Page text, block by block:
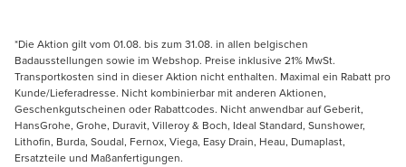
*Die Aktion gilt vom 01.08. bis zum 31.08. in allen belgischen
Badausstellungen sowie im Webshop. Preise inklusive 21% MwSt.
Transportkosten sind in dieser Aktion nicht enthalten. Maximal ein Rabatt pro
Kunde/Lieferadresse. Nicht kombinierbar mit anderen Aktionen,
Geschenkgutscheinen oder Rabattcodes. Nicht anwendbar auf Geberit,
HansGrohe, Grohe, Duravit, Villeroy & Boch, Ideal Standard, Sunshower,
Lithofin, Burda, Soudal, Fernox, Viega, Easy Drain, Heau, Dumaplast,
Ersatzteile und Maßanfertigungen.